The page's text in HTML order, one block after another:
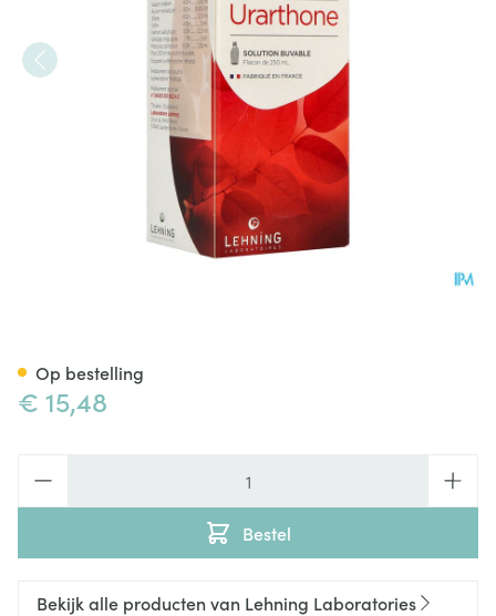
€ 15,48
Bestel
Op bestelling
Bekijk alle producten van Lehning Laboratories